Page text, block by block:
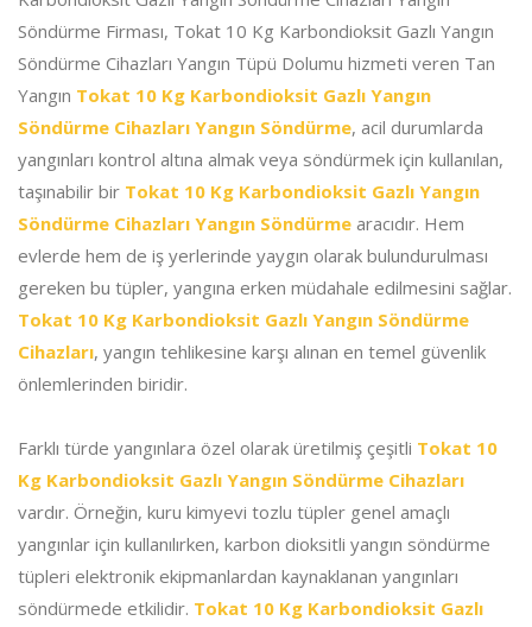
Söndürme Firması, Tokat 10 Kg Karbondioksit Gazlı Yangın
Söndürme Cihazları Yangın Tüpü Dolumu hizmeti veren Tan
Yangın Tokat 10 Kg Karbondioksit Gazlı Yangın
Söndürme Cihazları Yangın Söndürme, acil durumlarda
yangınları kontrol altına almak veya söndürmek için kullanılan,
taşınabilir bir Tokat 10 Kg Karbondioksit Gazlı Yangın
Söndürme Cihazları Yangın Söndürme aracıdır. Hem
evlerde hem de iş yerlerinde yaygın olarak bulundurulması
gereken bu tüpler, yangına erken müdahale edilmesini sağlar.
Tokat 10 Kg Karbondioksit Gazlı Yangın Söndürme
Cihazları, yangın tehlikesine karşı alınan en temel güvenlik
önlemlerinden biridir.
Farklı türde yangınlara özel olarak üretilmiş çeşitli Tokat 10
Kg Karbondioksit Gazlı Yangın Söndürme Cihazları
vardır. Örneğin, kuru kimyevi tozlu tüpler genel amaçlı
yangınlar için kullanılırken, karbon dioksitli yangın söndürme
tüpleri elektronik ekipmanlardan kaynaklanan yangınları
söndürmede etkilidir. Tokat 10 Kg Karbondioksit Gazlı